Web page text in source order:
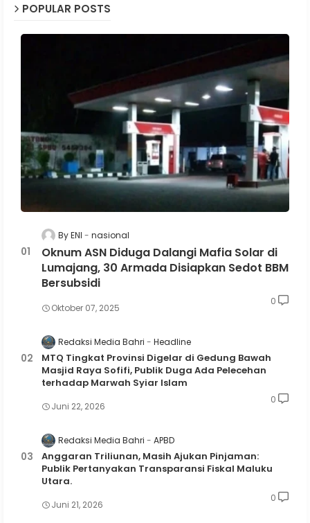
POPULAR POSTS
By ENI nasional
Oknum ASN Diduga Dalangi Mafia Solar di
Lumajang, 30 Armada Disiapkan Sedot BBM
Bersubsidi
Oktober 07, 2025
0
Redaksi Media Bahri Headline
MTQ Tingkat Provinsi Digelar di Gedung Bawah
Masjid Raya Sofifi, Publik Duga Ada Pelecehan
terhadap Marwah Syiar Islam
Juni 22, 2026
0
Redaksi Media Bahri APBD
Anggaran Triliunan, Masih Ajukan Pinjaman:
Publik Pertanyakan Transparansi Fiskal Maluku
Utara.
Juni 21, 2026
0